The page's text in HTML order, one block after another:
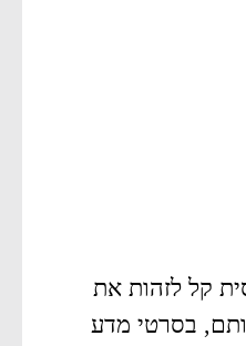
קל לזהות את
בסרטי מדע